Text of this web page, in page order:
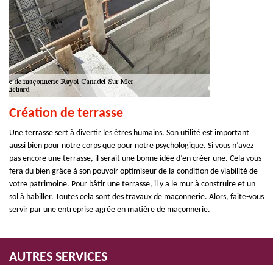
Création de terrasse
Une terrasse sert à divertir les êtres humains. Son utilité est important
aussi bien pour notre corps que pour notre psychologique. Si vous n’avez
pas encore une terrasse, il serait une bonne idée d’en créer une. Cela vous
fera du bien grâce à son pouvoir optimiseur de la condition de viabilité de
votre patrimoine. Pour bâtir une terrasse, il y a le mur à construire et un
sol à habiller. Toutes cela sont des travaux de maçonnerie. Alors, faite-vous
servir par une entreprise agrée en matière de maçonnerie.
AUTRES SERVICES